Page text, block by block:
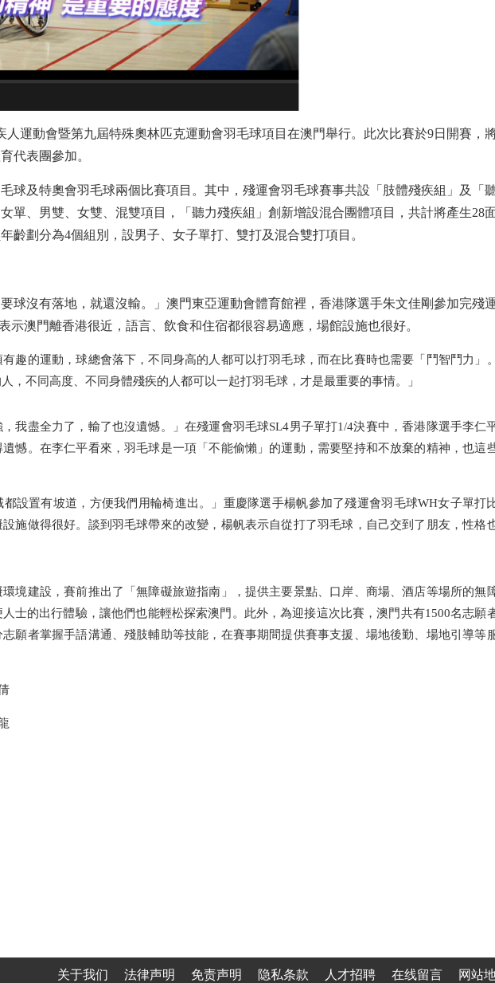
運動會暨第九屆特殊奧林匹克運動會羽毛球項目在澳門舉行。此次比賽於9日開賽，
代表團參加。
及特奧會羽毛球兩個比賽項目。其中，殘運會羽毛球賽事共設「肢體殘疾組」及「
單、男雙、女雙、混雙項目，「聽力殘疾組」創新增設混合團體項目，共計將產生28
齡劃分為4個組別，設男子、女子單打、雙打及混合雙打項目。
沒有落地，就還沒輸。」澳門東亞運動會體育館裡，香港隊選手朱文佳剛參加完殘
示澳門離香港很近，語言、飲食和住宿都很容易適應，場館設施也很好。
的運動，球總會落下，不同身高的人都可以打羽毛球，而在比賽時也需要「鬥智鬥力」。
，不同高度、不同身體殘疾的人都可以一起打羽毛球，才是最重要的事情。」
盡全力了，輸了也沒遺憾。」在殘運會羽毛球SL4男子單打1/4決賽中，香港隊選手李仁
憾。在李仁平看來，羽毛球是一項「不能偷懶」的運動，需要堅持和不放棄的精神，也這
置有坡道，方便我們用輪椅進出。」重慶隊選手楊帆參加了殘運會羽毛球WH女子單打
施做得很好。談到羽毛球帶來的改變，楊帆表示自從打了羽毛球，自己交到了朋友，性格
建設，賽前推出了「無障礙旅遊指南」，提供主要景點、口岸、商場、酒店等場所的無
士的出行體驗，讓他們也能輕松探索澳門。此外，為迎接這次比賽，澳門共有1500名志願
願者掌握手語溝通、殘肢輔助等技能，在賽事期間提供賽事支援、場地後勤、場地引導等
关于我们 法律声明 免责声明 隐私条款 人才招聘 在线留言 网站